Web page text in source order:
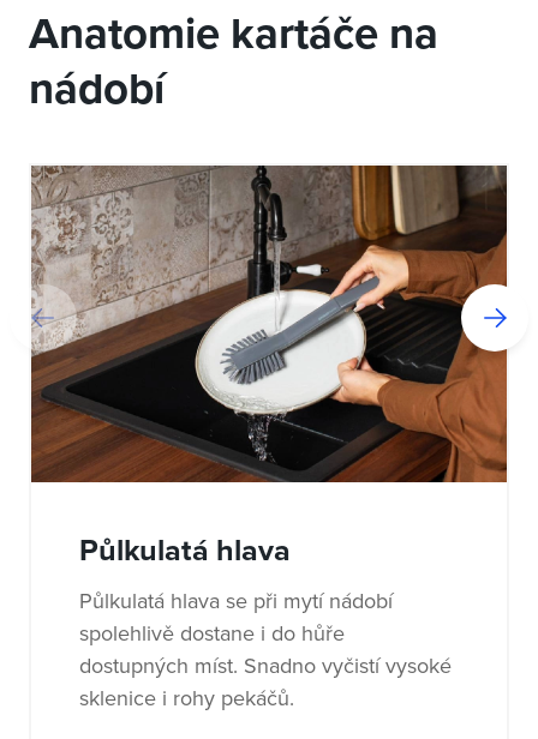
Anatomie kartáče na
nádobí
Půlkulatá hlava
Půlkulatá hlava se při mytí nádobí
spolehlivě dostane i do hůře
dostupných míst. Snadno vyčistí vysoké
sklenice i rohy pekáčů.